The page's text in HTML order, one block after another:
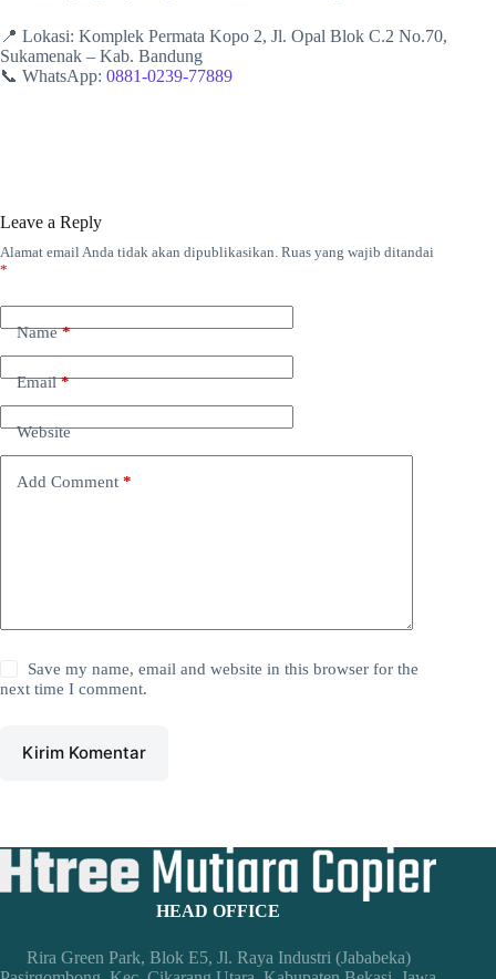
📍 Lokasi: Komplek Permata Kopo 2, Jl. Opal Blok C.2 No.70,
Sukamenak – Kab. Bandung
📞 WhatsApp: 0881-0239-77889
Leave a Reply
Alamat email Anda tidak akan dipublikasikan. Ruas yang wajib ditandai
*
Name*
Email*
Website
Add Comment *
Save my name, email and website in this browser for the
next time I comment.
Kirim Komentar
HEAD OFFICE
Rira Green Park, Blok E5, Jl. Raya Industri (Jababeka)